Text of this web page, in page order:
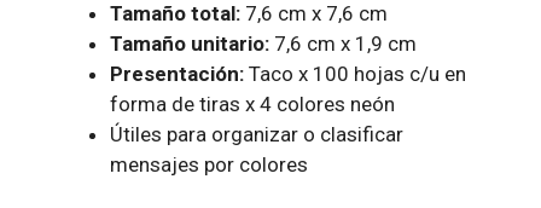
Tamaño total: 7,6 cm x 7,6 cm
Tamaño unitario: 7,6 cm x 1,9 cm
Presentación: Taco x 100 hojas c/u en
forma de tiras x 4 colores neón
Útiles para organizar o clasificar
mensajes por colores